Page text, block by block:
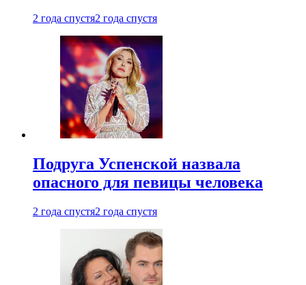
2 года спустя2 года спустя
Подруга Успенской назвала
опасного для певицы человека
2 года спустя2 года спустя